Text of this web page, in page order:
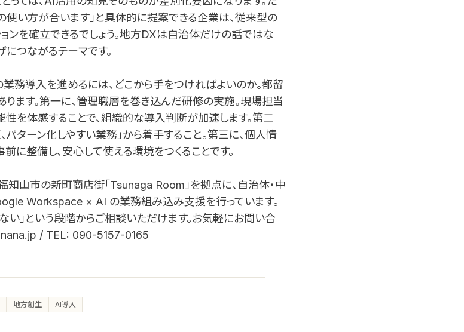
使い方が合います」と具体的に提案できる企業は、従来型の
ンを確立できるでしょう。地方DXは自治体だけの話ではな
つながるテーマです。
務導入を進めるには、どこから手をつければよいのか。都留
ます。第一に、管理職層を巻き込んだ研修の実施。現場担当
を体感することで、組織的な導入判断が加速します。第二
パターン化しやすい業務」から着手すること。第三に、個人情
整備し、安心して使える環境をつくることです。
山市の新町商店街「Tsunaga Room」を拠点に、自治体・中
Workspace × AI の業務組み込み支援を行っています。
い」という段階からご相談いただけます。お気軽にお問い合
/ TEL: 090-5157-0165
地方創生 AI導入